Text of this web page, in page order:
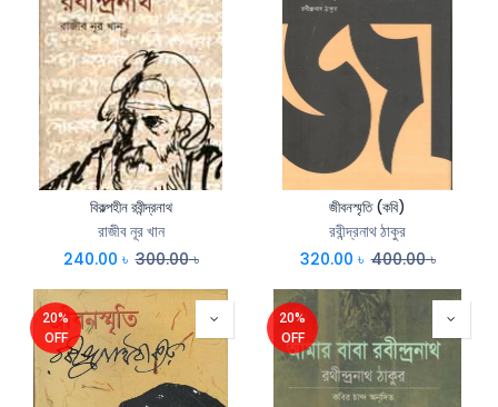
বিকল্পহীন রবীন্দ্রনাথ
রাজীব নূর খান
240.00 ৳ 300.00৳
জীবনস্মৃতি (কবি)
রবীন্দ্রনাথ ঠাকুর
320.00 ৳ 400.00৳
20%
OFF
20%
OFF